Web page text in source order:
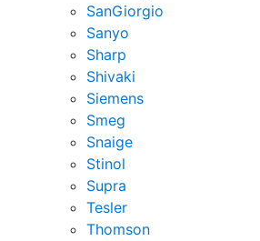
SanGiorgio
Sanyo
Sharp
Shivaki
Siemens
Smeg
Snaige
Stinol
Supra
Tesler
Thomson